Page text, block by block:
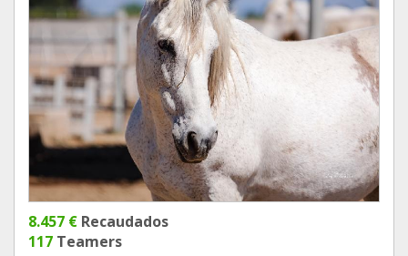
8.457 € Recaudados
117 Teamers